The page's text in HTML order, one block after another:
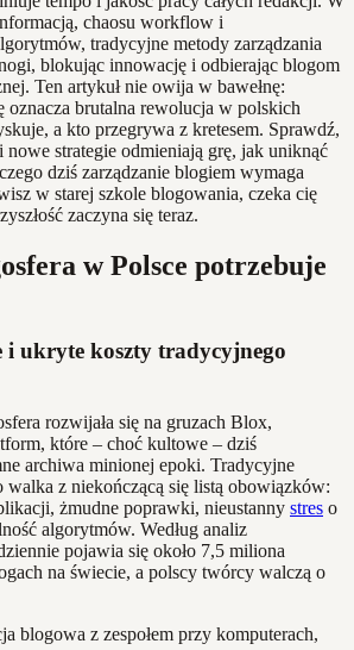
chaosu workflow i
tradycyjne metody zarządzania
blokując innowację i odbierając blogom
Ten artykuł nie owija w bawełnę:
oznacza brutalna rewolucja w polskich
a kto przegrywa z kretesem. Sprawdź,
nowe strategie odmieniają grę, jak uniknąć
dziś zarządzanie blogiem wymaga
w starej szkole blogowania, czeka cię
zaczyna się teraz.
w Polsce potrzebuje
i ukryte koszty tradycyjnego
rozwijała się na gruzach Blox,
które – choć kultowe – dziś
archiwa minionej epoki. Tradycyjne
walka z niekończącą się listą obowiązków:
żmudne poprawki, nieustanny stres o
algorytmów. Według analiz
pojawia się około 7,5 miliona
na świecie, a polscy twórcy walczą o